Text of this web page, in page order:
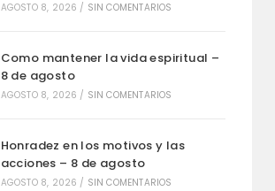
AGOSTO 8, 2026 / SIN COMENTARIOS
Como mantener la vida espiritual –
8 de agosto
AGOSTO 8, 2026 / SIN COMENTARIOS
Honradez en los motivos y las
acciones – 8 de agosto
AGOSTO 8, 2026 / SIN COMENTARIOS